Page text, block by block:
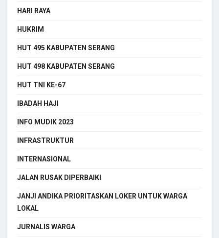
HARI RAYA
HUKRIM
HUT 495 KABUPATEN SERANG
HUT 498 KABUPATEN SERANG
HUT TNI KE-67
IBADAH HAJI
INFO MUDIK 2023
INFRASTRUKTUR
INTERNASIONAL
JALAN RUSAK DIPERBAIKI
JANJI ANDIKA PRIORITASKAN LOKER UNTUK WARGA
LOKAL
JURNALIS WARGA